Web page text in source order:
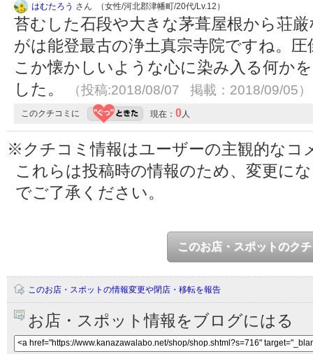
はむたろう さん （女性/河北郡津幡町/20代/Lv.12）
苔むした石段や大きな茅葺屋根から荘
がは能登最古の浄土真宗寺院ですね。
こか懐かしいような心に染み入る何か
した。
（投稿:2018/08/07 掲載：2018/09/05）
このクチコミに 現在： 0 人
※クチコミ情報はユーザーの主観的なコ
これらは投稿時の情報のため、変更に
でご了承ください。
このお店・スポットのク
このお店・スポットの情報変更や閉店・移転を報告
お店・スポット情報をブログにはる